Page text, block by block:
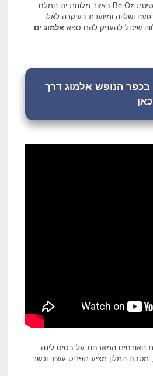
המתמחים בספא איכותי בשיטת Be-Oz באזור מלונות ים המלח
ושלווה ומיועדת בעיקרה לאלו
שיכול להעניק להם ספאאלמוג ים
הנופש אלמוג דרך
האורחים המארחת על בסיס לינה
מטבח המלון מציע תפריט עשיר וכשר